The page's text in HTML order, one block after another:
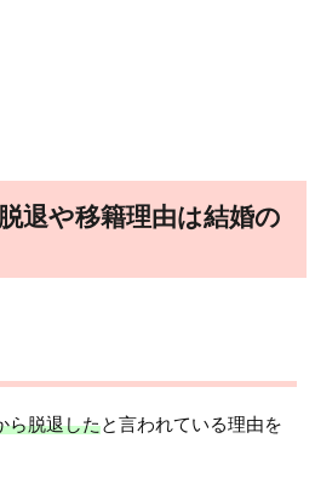
退や移籍理由は結婚の
ら脱退したと言われている理由を